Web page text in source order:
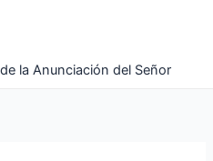
la Anunciación del Señor